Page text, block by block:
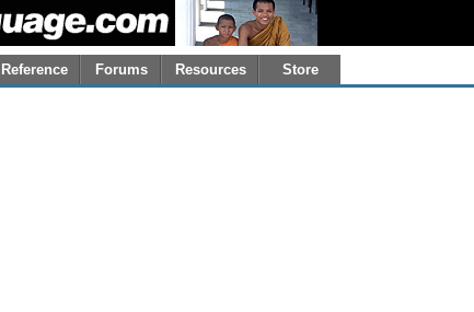
Reference Forums Resources Store